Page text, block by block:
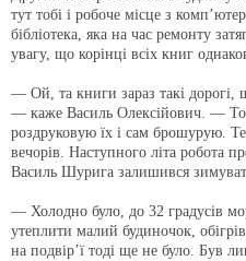
тут тобі і робоче місце з
бібліотека, яка на час ремонту
увагу, що корінці всіх книг
— Ой, та книги зараз такі
— каже Василь Олексійович. —
роздруковую їх і сам брошурую.
вечорів. Наступного літа робота
Василь Шурига залишився
— Холодно було, до 32 градусів
утеплити малий будиночок,
на подвір’ї тоді ще не було. Був